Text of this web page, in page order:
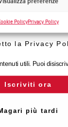
PolicyPrivacy Policy
supporto che stavi
aggiornamenti,
la Privacy
utili. Puoi
Iscriviti ora
più tardi